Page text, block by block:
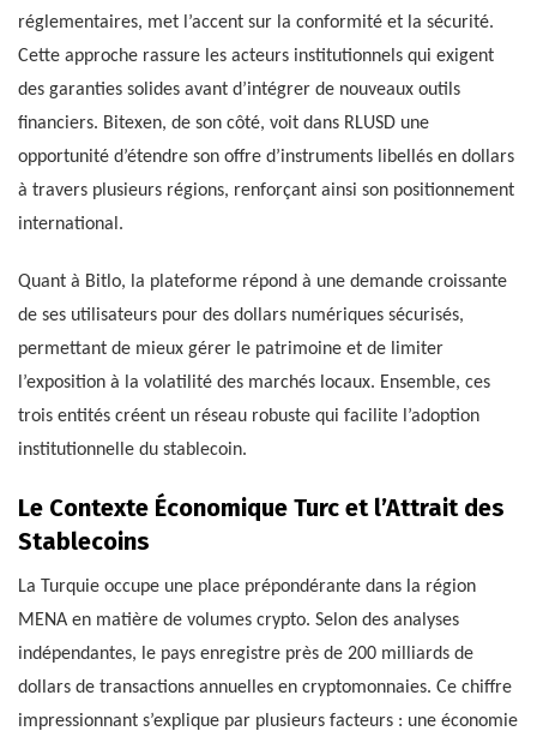
réglementaires, met l’accent sur la conformité et la sécurité.
Cette approche rassure les acteurs institutionnels qui exigent
des garanties solides avant d’intégrer de nouveaux outils
financiers. Bitexen, de son côté, voit dans RLUSD une
opportunité d’étendre son offre d’instruments libellés en dollars
à travers plusieurs régions, renforçant ainsi son positionnement
international.
Quant à Bitlo, la plateforme répond à une demande croissante
de ses utilisateurs pour des dollars numériques sécurisés,
permettant de mieux gérer le patrimoine et de limiter
l’exposition à la volatilité des marchés locaux. Ensemble, ces
trois entités créent un réseau robuste qui facilite l’adoption
institutionnelle du stablecoin.
Le Contexte Économique Turc et l’Attrait des
Stablecoins
La Turquie occupe une place prépondérante dans la région
MENA en matière de volumes crypto. Selon des analyses
indépendantes, le pays enregistre près de 200 milliards de
dollars de transactions annuelles en cryptomonnaies. Ce chiffre
impressionnant s’explique par plusieurs facteurs : une économie